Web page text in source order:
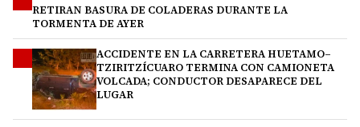
RETIRAN BASURA DE COLADERAS DURANTE LA
TORMENTA DE AYER
ACCIDENTE EN LA CARRETERA HUETAMO–
TZIRITZÍCUARO TERMINA CON CAMIONETA
VOLCADA; CONDUCTOR DESAPARECE DEL
LUGAR